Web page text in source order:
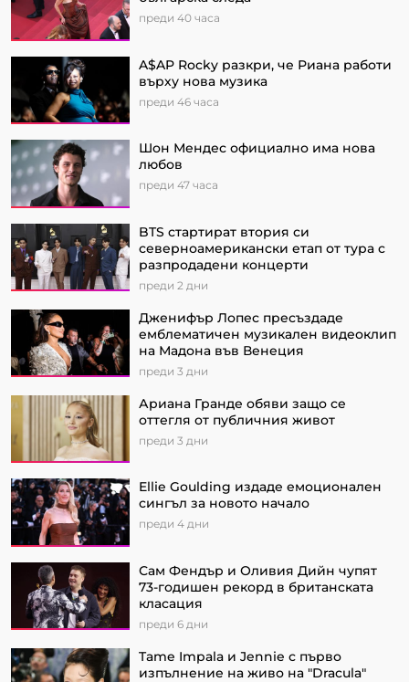
преди 40 часа
A$AP Rocky разкри, че Риана работи
върху нова музика
преди 46 часа
Шон Мендес официално има нова
любов
преди 47 часа
BTS стартират втория си
северноамерикански етап от турa с
разпродадени концерти
преди 2 дни
Дженифър Лопес пресъздаде
емблематичен музикален видеоклип
на Мадона във Венеция
преди 3 дни
Ариана Гранде обяви защо се
оттегля от публичния живот
преди 3 дни
Ellie Goulding издаде емоционален
сингъл за новото начало
преди 4 дни
Сам Фендър и Оливия Дийн чупят
73-годишен рекорд в британската
класация
преди 6 дни
Tame Impala и Jennie с първо
изпълнение на живо на "Dracula"